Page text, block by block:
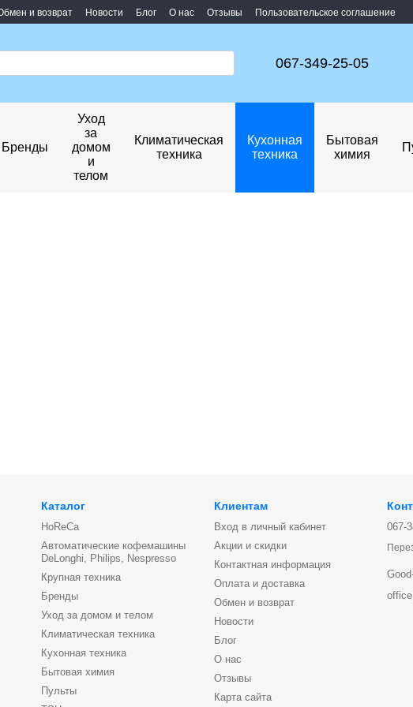
и возврат Новости Блог О нас Отзывы
Пользовательское соглашение
067-349-25-05
Бренды
Уход
за
домом
и
телом
Климатическая
техника
Кухонная
техника
Бытовая
химия
Каталог
HoReCa
Автоматические кофемашины
DeLonghi, Philips, Nespresso
Крупная техника
Бренды
Уход за домом и телом
Климатическая техника
Кухонная техника
Бытовая химия
Пульты
Клиентам
Вход в личный кабинет
Акции и скидки
Контактная информация
Оплата и доставка
Обмен и возврат
Новости
Блог
О нас
Отзывы
Карта сайта
067-